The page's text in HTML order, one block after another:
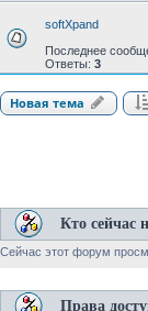
softXpand
Последнее
Ответы: 3
Новая тема
Кто сейчас
Сейчас этот форум
Права